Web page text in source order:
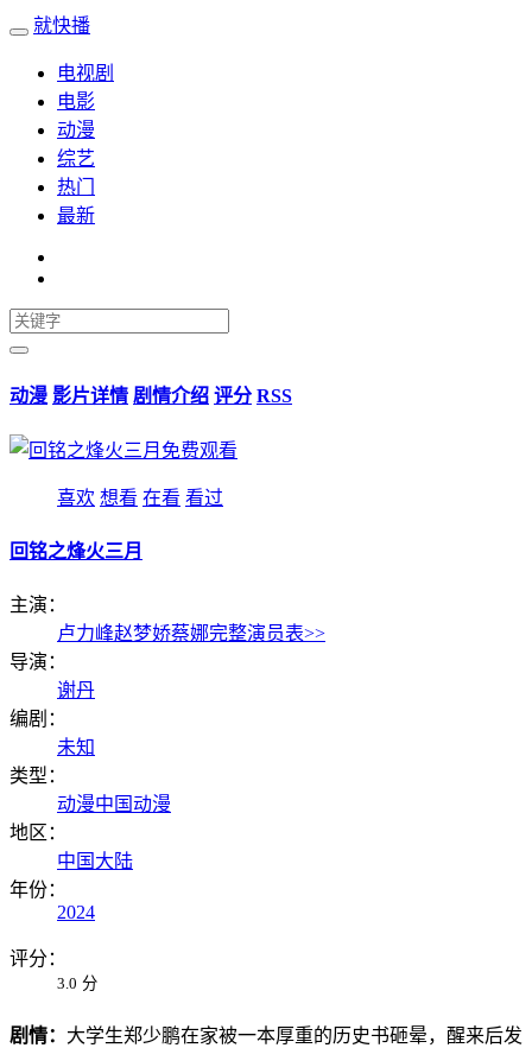
就快播
电视剧
电影
动漫
综艺
热门
最新
动漫 影片详情 剧情介绍 评分 RSS
喜欢 想看 在看 看过
回铭之烽火三月
主演：
卢力峰赵梦娇蔡娜完整演员表>>
导演：
谢丹
编剧：
未知
类型：
动漫中国动漫
地区：
中国大陆
年份：
2024
评分：
3.0 分
剧情： 大学生郑少鹏在家被一本厚重的历史书砸晕，醒来后发